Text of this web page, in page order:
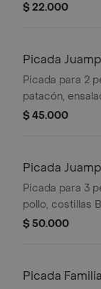
$ 22.000
Picada
Picada para 2
patacón,
costillas BBQ.
$ 45.000
Picada
Picada para 3
pollo, costillas
patacones,
$ 50.000
Picada